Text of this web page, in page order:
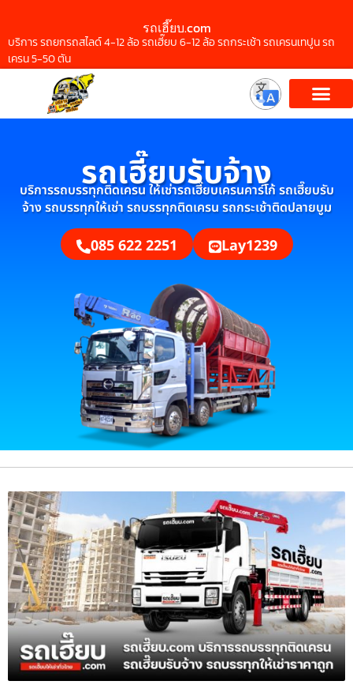
รถเฮี๊ยบ.com
บริการ รถยกรถสไลด์ 4-12 ล้อ รถเฮี๊ยบ 6-12 ล้อ รถกระเช้า รถเครนเทปูน รถ
เครน 5-50 ตัน
รถเฮี๊ยบรับจ้าง
บริการรถบรรทุกติดเครน ให้เช่ารถเฮี๊ยบเครนคาร์โก้ รถเฮี๊ยบรับ
จ้าง รถบรรทุกให้เช่า รถบรรทุกติดเครน รถกระเช้าติดปลายบูม
085 622 2251 Lay1239